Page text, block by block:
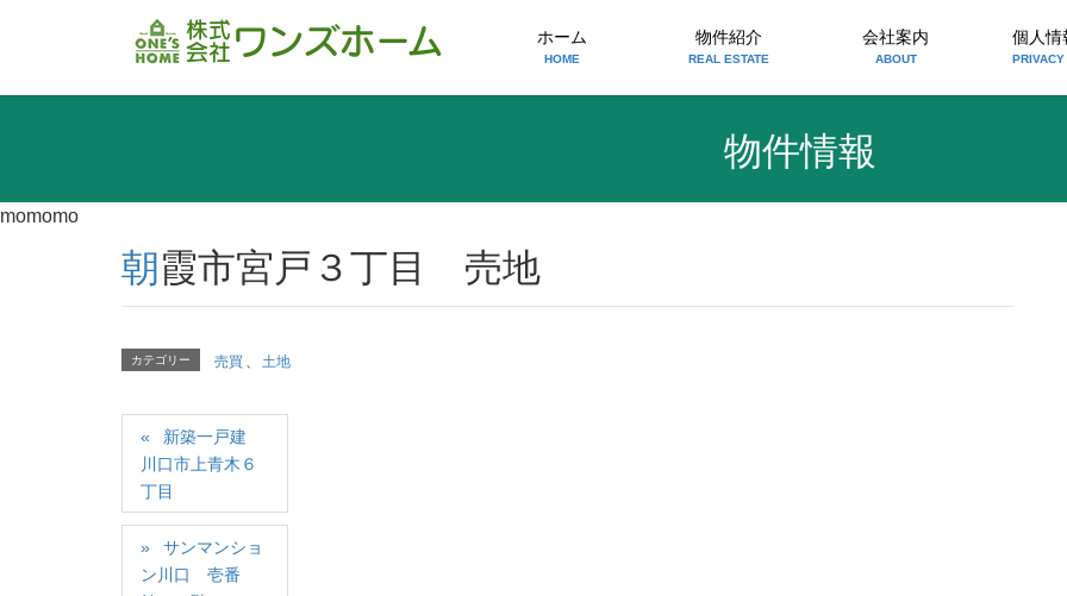
ホーム
HOME
物件紹介
REAL ESTATE
会社案内
ABOUT
個人情
物件情報
momomo
朝霞市宮戸３丁目 売地
カテゴリー 売買 、 土地
新築一戸建
川口市上青木６
丁目
サンマンショ
ン川口 壱番